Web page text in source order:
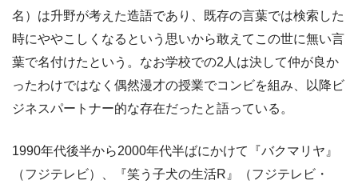
名）は升野が考えた造語であり、既存の言葉では検索した
時にややこしくなるという思いから敢えてこの世に無い言
葉で名付けたという。なお学校での2人は決して仲が良か
ったわけではなく偶然漫才の授業でコンビを組み、以降ビ
ジネスパートナー的な存在だったと語っている。
1990年代後半から2000年代半ばにかけて『バクマリヤ』
（フジテレビ）、『笑う子犬の生活R』（フジテレビ・